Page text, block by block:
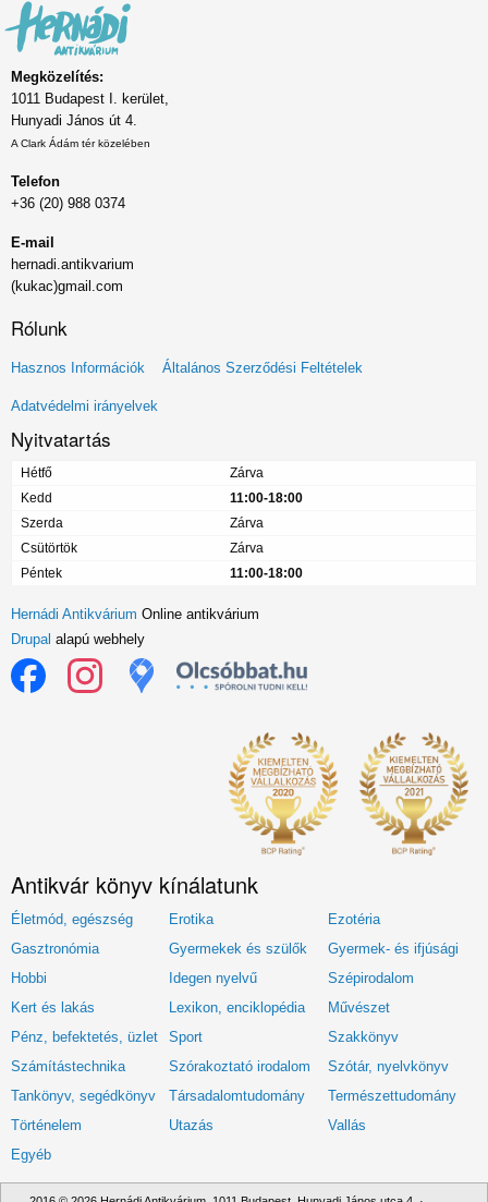
Megközelítés:
1011 Budapest I. kerület,
Hunyadi János út 4.
A Clark Ádám tér közelében
Telefon
+36 (20) 988 0374
E-mail
hernadi.antikvarium
(kukac)gmail.com
Rólunk
Lábléc
menü
Hasznos Információk Általános Szerződési Feltételek
Adatvédelmi irányelvek
Nyitvatartás
Hétfő
Zárva
Kedd
11:00-18:00
Szerda
Zárva
Csütörtök
Zárva
Péntek
11:00-18:00
Hernádi Antikvárium Online antikvárium
Drupal alapú webhely
Antikvár könyv kínálatunk
Életmód, egészség Erotika
Ezotéria
Gasztronómia
Gyermekek és szülők
Gyermek- és ifjúsági
Hobbi
Idegen nyelvű
Szépirodalom
Kert és lakás
Lexikon, enciklopédia
Művészet
Pénz, befektetés, üzlet
Sport
Szakkönyv
Számítástechnika
Szórakoztató irodalom
Szótár, nyelvkönyv
Tankönyv, segédkönyv
Társadalomtudomány
Természettudomány
Történelem
Utazás
Vallás
Egyéb